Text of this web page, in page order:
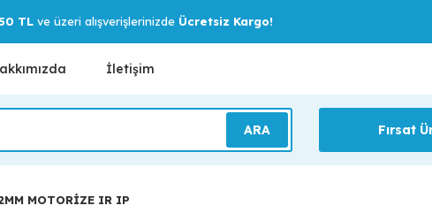
TLve üzeri alışverişlerinizde Ücretsiz Kargo!
İletişim
ARA Fırsat
MOTORİZE IR IP